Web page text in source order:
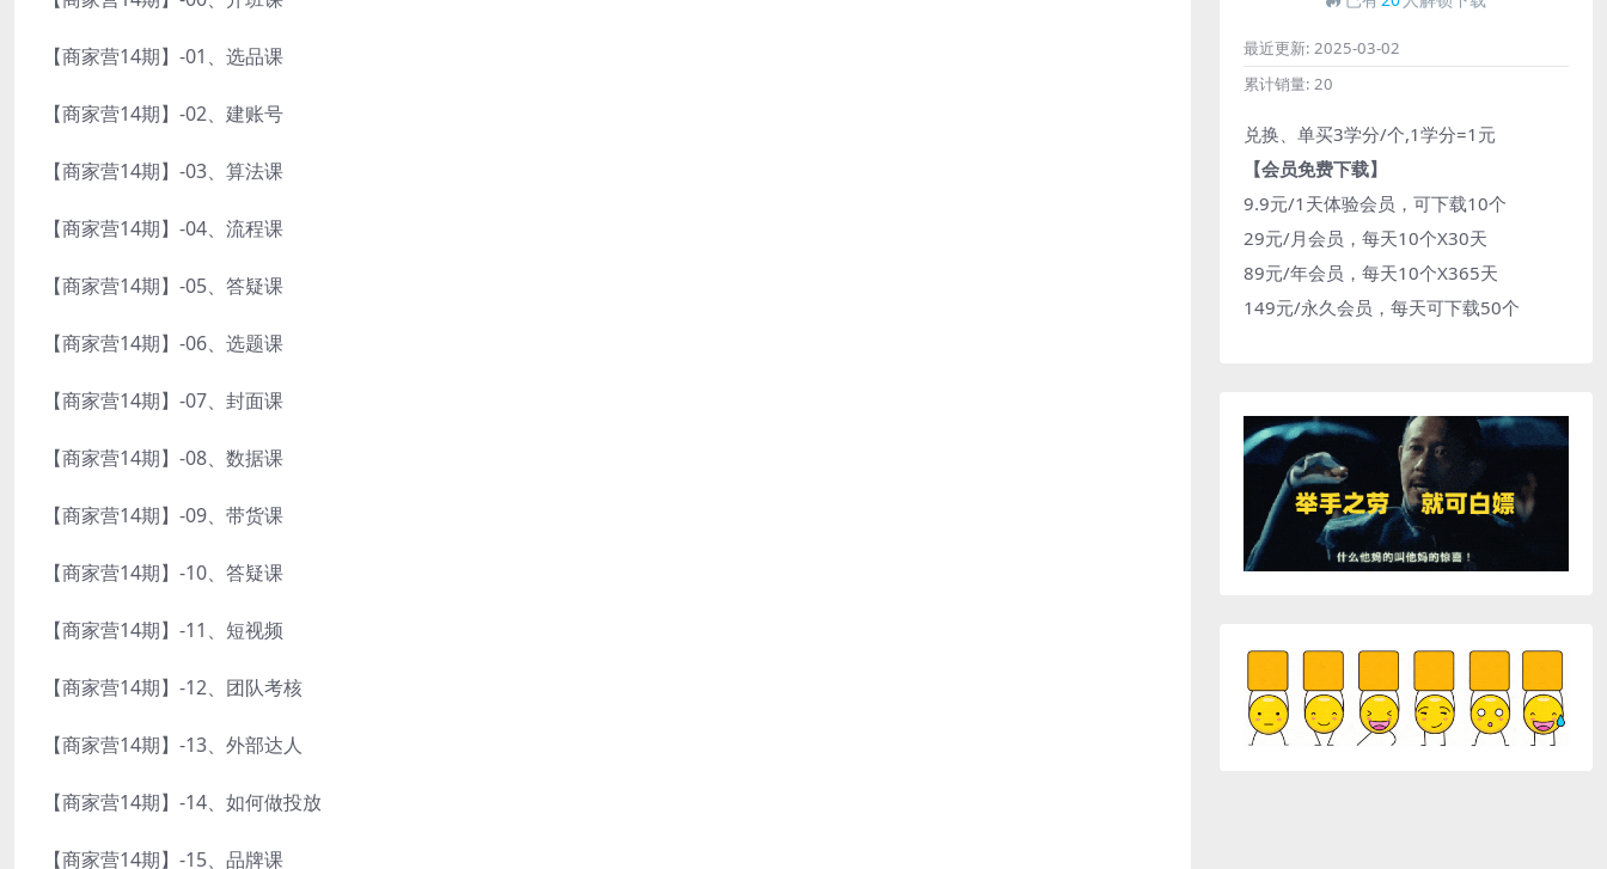
【商家营14期】-01、选品课
【商家营14期】-02、建账号
【商家营14期】-03、算法课
【商家营14期】-04、流程课
【商家营14期】-05、答疑课
【商家营14期】-06、选题课
【商家营14期】-07、封面课
【商家营14期】-08、数据课
【商家营14期】-09、带货课
【商家营14期】-10、答疑课
【商家营14期】-11、短视频
【商家营14期】-12、团队考核
【商家营14期】-13、外部达人
【商家营14期】-14、如何做投放
【商家营14期】-15、品牌课
最近更新: 2025-03-02
累计销量: 20
兑换、单买3学分/个,1学分=1元
【会员免费下载】
9.9元/1天体验会员，可下载10个
29元/月会员，每天10个X30天
89元/年会员，每天10个X365天
149元/永久会员，每天可下载50个